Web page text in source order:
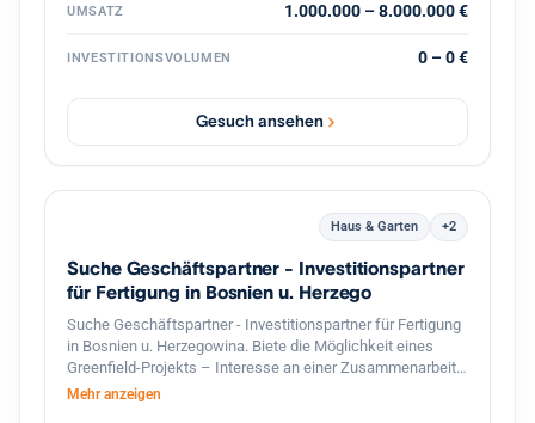
Leiterplatten (SMD/THT) sowie elektromechanischer
Team, bestehendem Kundenstamm und Potenzial für die
UMSATZ 1.000.000 – 8.000.000 €
INVESTITIONSVOLUMEN 0 – 0 €
Gesuch ansehen
Haus & Garten +2
Suche Geschäftspartner - Investitionspartner
für Fertigung in Bosnien u. Herzego
Suche Geschäftspartner - Investitionspartner für Fertigung
in Bosnien u. Herzegowina. Biete die Möglichkeit eines
Greenfield-Projekts – Interesse an einer Zusammenarbeit?
Lassen Sie uns über Zahlen, Möglichkeiten und die
Mehr anzeigen